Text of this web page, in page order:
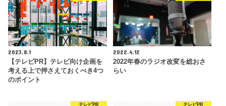
2023.8.1
【テレビPR】テレビ向け企画を
考える上で押さえておくべき4つ
のポイント
2022.4.12
2022年春のラジオ改変を総おさ
らい
テレビPR テレビPR